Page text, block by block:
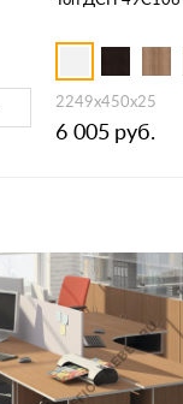
2249х450х25
6 005 руб.